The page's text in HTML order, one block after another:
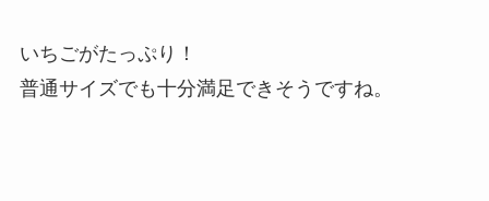
いちごがたっぷり！
普通サイズでも十分満足できそうですね。